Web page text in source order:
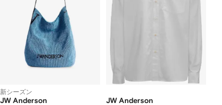
新シーズン
JW Anderson JW Anderson